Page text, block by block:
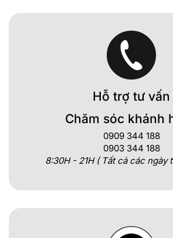
Hỗ trợ tư vấn
Chăm sóc khánh
0909 344 188
0903 344 188
8:30H - 21H ( Tất cả các ngày